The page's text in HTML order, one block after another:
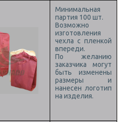
Минимальная
партия 100 шт.
Возможно
изготовления
чехла с пленкой
впереди.
По желанию
заказчика могут
быть изменены
размеры и
нанесен логотип
на изделия.